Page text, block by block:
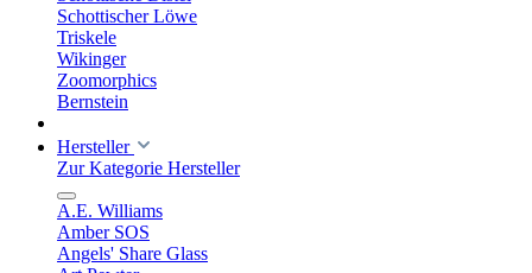
Schottischer Löwe
Triskele
Wikinger
Zoomorphics
Bernstein
Hersteller
Zur Kategorie Hersteller
A.E. Williams
Amber SOS
Angels' Share Glass